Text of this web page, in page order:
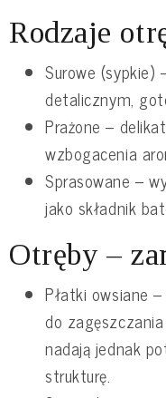
Rodzaje
Surowe (sypkie)
detalicznym,
Prażone –
wzbogacenia
Sprasowane –
jako składnik
Otręby –
Płatki owsiane
do
nadają jednak
strukturę.